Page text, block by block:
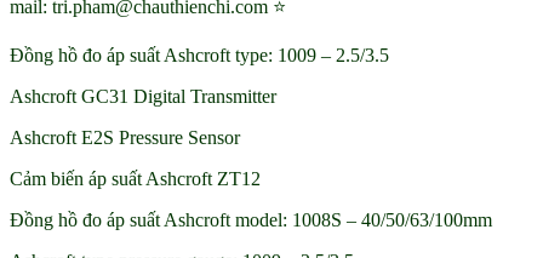
mail: tri.pham@chauthienchi.com ⭐
Đồng hồ đo áp suất Ashcroft type: 1009 – 2.5/3.5
Ashcroft GC31 Digital Transmitter
Ashcroft E2S Pressure Sensor
Cảm biến áp suất Ashcroft ZT12
Đồng hồ đo áp suất Ashcroft model: 1008S – 40/50/63/100mm